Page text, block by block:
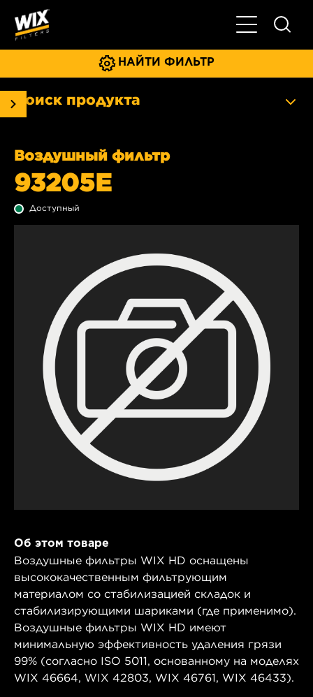
Главное
НАЙТИ ФИЛЬТР
Поиск продукта
Воздушный фильтр
93205E
Доступный
Об этом товаре
Воздушные фильтры WIX HD оснащены
высококачественным фильтрующим
материалом со стабилизацией складок и
стабилизирующими шариками (где применимо).
Воздушные фильтры WIX HD имеют
минимальную эффективность удаления грязи
99% (согласно ISO 5011, основанному на моделях
WIX 46664, WIX 42803, WIX 46761, WIX 46433).